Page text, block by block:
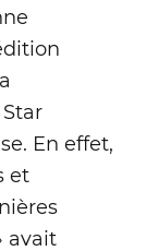
En effet,
et
avait